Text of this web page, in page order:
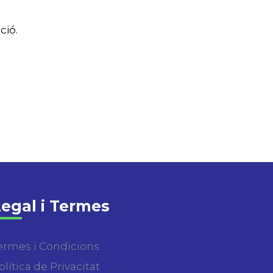
i Termes
i Condicions
de Privacitat